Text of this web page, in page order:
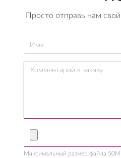
Просто отправь нам
Максимальный размер файла